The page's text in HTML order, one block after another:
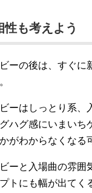
も考えよう
ーの後は、すぐに
ーはしっとり系、
ハグ感にいまいち
がわからなくなる
ーと入場曲の雰囲
トにも幅が出てく